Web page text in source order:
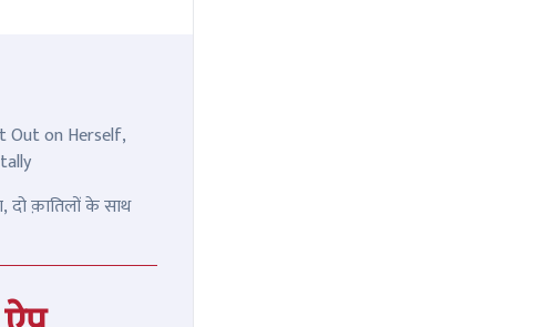
Out on Herself,
दो क़ातिलों के साथ